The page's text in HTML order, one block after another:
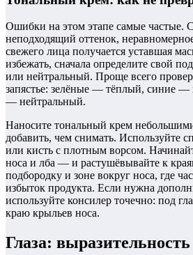
Ошибки на этом этапе самые частые.
неподходящий оттенок,
свежего лица получается уставшая
избежать, сначала определите свой
или нейтральный. Проще всего
запястье: зелёные — тёплый, синие
— нейтральный.
Наносите тональный крем
добавить, чем снимать. Используйте
или кисть с плотным ворсом.
носа и лба — и растушёвывайте к
подбородку и зоне вокруг носа, где
избыток продукта. Если нужна
используйте консилер точечно: под
краю крыльев носа.
Глаза: выразительность